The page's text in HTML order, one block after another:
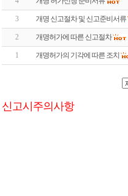
3 개명 신고절차 및 신고준비서류
2 개명허가에 따른 신고절차
1 개명허가의 기각에 따른 조치
신고시주의사항